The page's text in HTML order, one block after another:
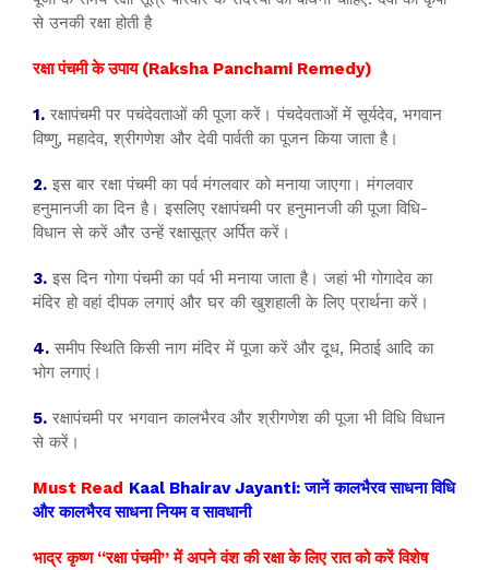
से उनकी रक्षा होती है
रक्षा पंचमी के उपाय (Raksha Panchami Remedy)
1. रक्षापंचमी पर पचंदेवताओं की पूजा करें। पंचदेवताओं में सूर्यदेव, भगवान
विष्णु, महादेव, श्रीगणेश और देवी पार्वती का पूजन किया जाता है।
2. इस बार रक्षा पंचमी का पर्व मंगलवार को मनाया जाएगा। मंगलवार
हनुमानजी का दिन है। इसलिए रक्षापंचमी पर हनुमानजी की पूजा विधि-
विधान से करें और उन्हें रक्षासूत्र अर्पित करें।
3. इस दिन गोगा पंचमी का पर्व भी मनाया जाता है। जहां भी गोगादेव का
मंदिर हो वहां दीपक लगाएं और घर की खुशहाली के लिए प्रार्थना करें।
4. समीप स्थिति किसी नाग मंदिर में पूजा करें और दूध, मिठाई आदि का
भोग लगाएं।
5. रक्षापंचमी पर भगवान कालभैरव और श्रीगणेश की पूजा भी विधि विधान
से करें।
Must Read Kaal Bhairav Jayanti: जानें कालभैरव साधना विधि
और कालभैरव साधना नियम व सावधानी
भाद्र कृष्ण “रक्षा पंचमी” में अपने वंश की रक्षा के लिए रात को करें विशेष